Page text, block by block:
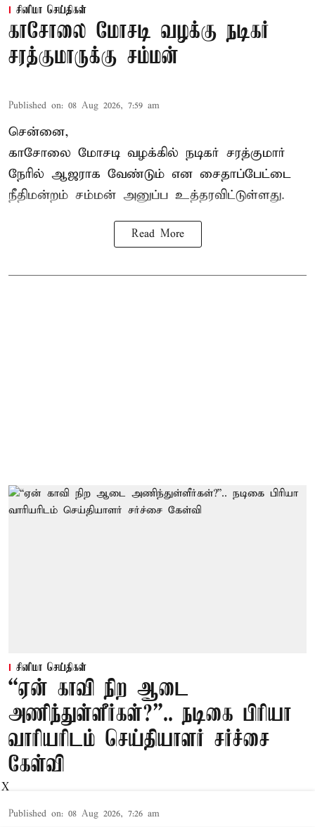
சினிமா செய்திகள்
காசோலை மோசடி வழக்கு நடிகர்
சரத்குமாருக்கு சம்மன்
Published on: 08 Aug 2026, 7:59 am
சென்னை,
காசோலை மோசடி வழக்கில் நடிகர் சரத்குமார்
நேரில் ஆஜராக வேண்டும் என சைதாப்பேட்டை
நீதிமன்றம் சம்மன் அனுப்ப உத்தரவிட்டுள்ளது.
Read More
சினிமா செய்திகள்
“ஏன் காவி நிற ஆடை
அணிந்துள்ளீர்கள்?”.. நடிகை பிரியா
வாரியரிடம் செய்தியாளர் சர்ச்சை
கேள்வி
Published on: 08 Aug 2026, 7:26 am
X